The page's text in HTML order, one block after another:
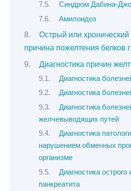
Синдром Дабина-
Амилоидоз
Острый или хронический
причина пожелтения белков
Диагностика причин
Диагностика
Диагностика
Диагностика
желчевыводящих путей
Диагностика
нарушением обменных
организме
Диагностика острого
панкреатита